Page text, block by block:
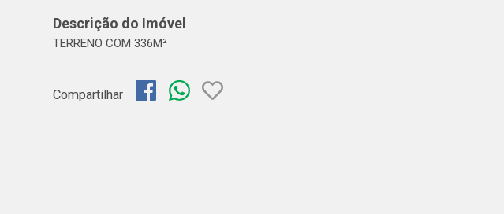
Descrição do Imóvel
TERRENO COM 336M²
Compartilhar